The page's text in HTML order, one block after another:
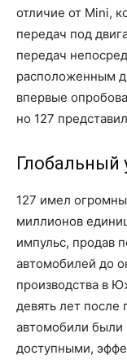
отличие от Mini,
передач под
передач
расположенным
впервые
но 127
Глобальный
127 имел
миллионов
импульс, продав
автомобилей до
производства в
девять лет
автомобили были
доступными,